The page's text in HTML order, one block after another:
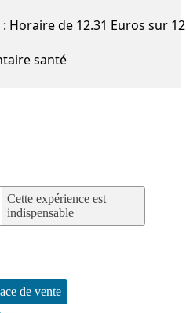
Horaire de 12.31 Euros sur 12
santé
Cette expérience est
indispensable
de vente